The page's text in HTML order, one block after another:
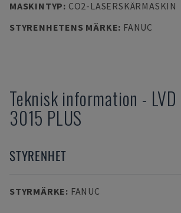
MASKINTYP: CO2-LASERSKÄRMASKIN
STYRENHETENS MÄRKE: FANUC
Teknisk information - LVD
3015 PLUS
STYRENHET
STYRMÄRKE: FANUC